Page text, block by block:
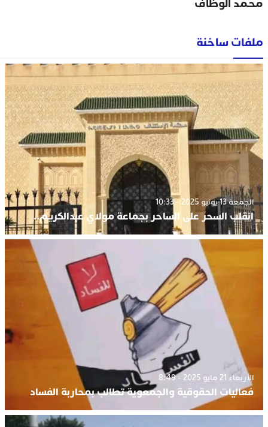
محمد الوظاف
ملفات ساخنة
الجمعة 13 يونيو 2025 - 10:33
انقلب السحر على الساحر بجماعة مولاي عبدالكريم..
الأربعاء 21 مايو 2025 - 8:49
فعاليات الحقوقية والجمعوية تطالب بمحاربة الفساد